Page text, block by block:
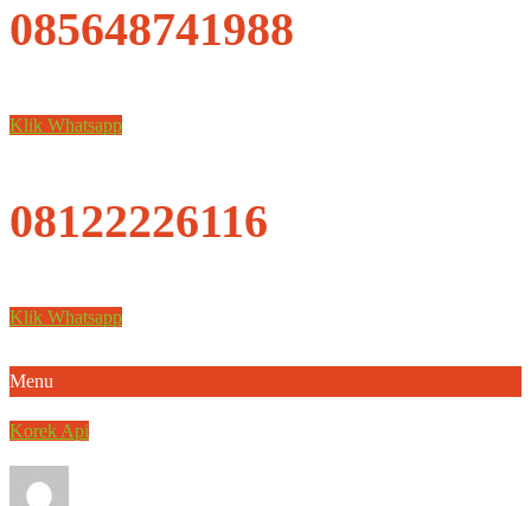
085648741988
Klik Whatsapp
08122226116
Klik Whatsapp
Menu
Korek Api